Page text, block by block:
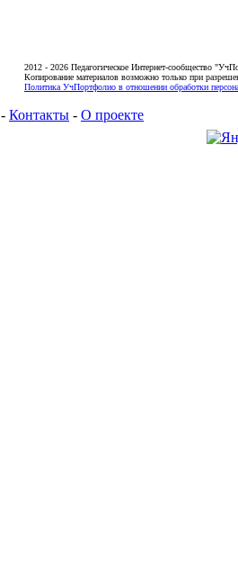
2012 - 2026 Педагогическое Интернет-сообщество
Копирование материалов возможно только при
Политика УчПортфолио в отношении обработки
- Контакты - О проекте